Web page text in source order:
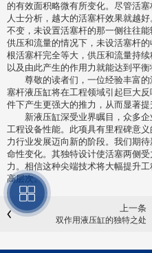
的有效面积略微有所变化。尽管活
人士分析，越大的活塞杆效果就越
不变，未设置活塞杆的那一侧往往
供压和流量的情况下，未设活塞杆
根活塞杆完全等大，供压和流量持
以及由此产生的作用力就能达到平衡
尊敬的读者们，一位经验丰富的
塞杆液压缸将在工程领域引起巨大
件下产生更强大的推力，从而显著
新液压缸深受业界瞩目，众多企
工程设备性能。此项具有里程碑意
力行业发展迈向新的阶段。我们期
命性变化。其独特设计使活塞两侧
力。相信这种尖端技术将大幅提升
高层次。
上一条
双作用液压缸的独特之处